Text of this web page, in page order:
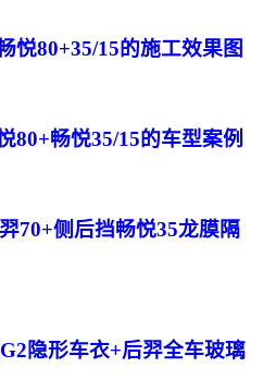
悦80+35/15的施工效果图
80+畅悦35/15的车型案例
70+侧后挡畅悦35龙膜隔
隐形车衣+后羿全车玻璃